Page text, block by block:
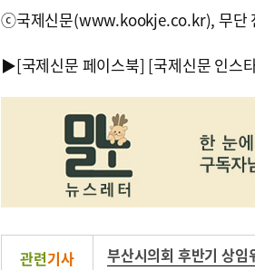
ⓒ국제신문(www.kookje.co.kr), 무단
▶[국제신문 페이스북] [국제신문 인스
관련기사 부산시의회 후반기 상임